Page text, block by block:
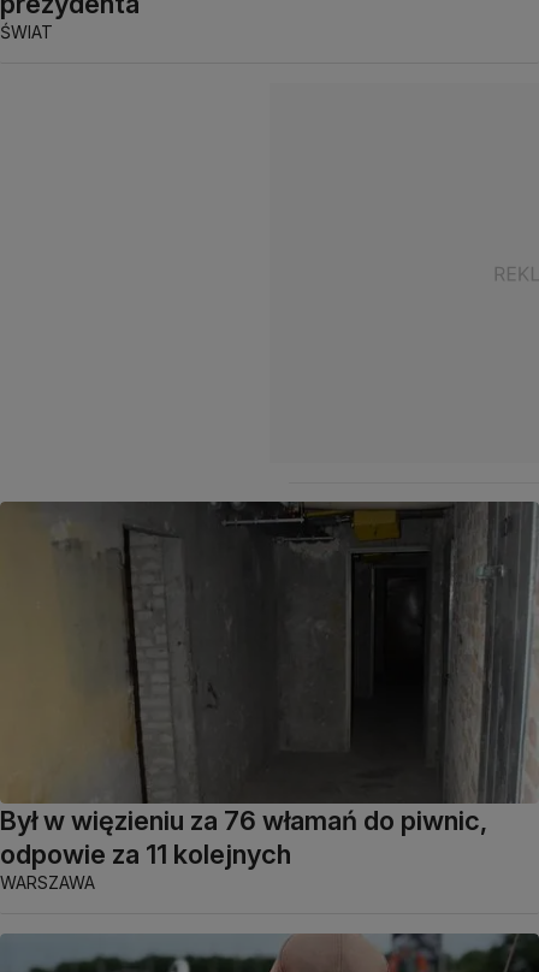
ŚWIAT
Był w więzieniu za 76 włamań do piwnic,
odpowie za 11 kolejnych
WARSZAWA